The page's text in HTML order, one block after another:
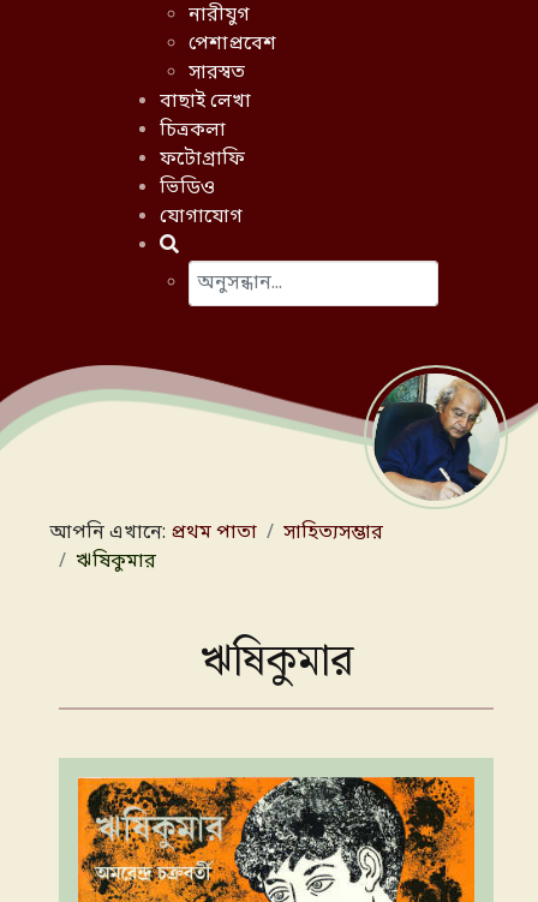
নারীযুগ
পেশাপ্রবেশ
সারস্বত
বাছাই লেখা
চিত্রকলা
ফটোগ্রাফি
ভিডিও
যোগাযোগ
অনুসন্ধান করো
আপনি এখানে: প্রথম পাতা
সাহিত্যসম্ভার
ঋষিকুমার
ঋষিকুমার